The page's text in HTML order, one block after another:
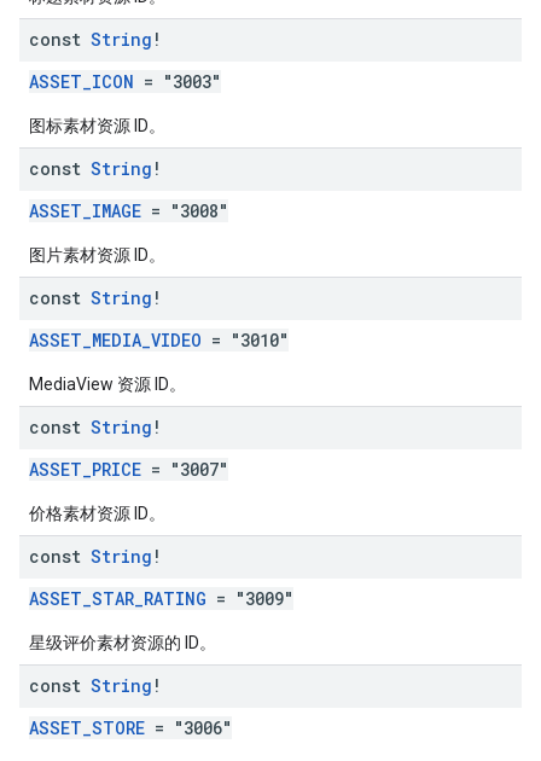
const String !
ASSET_ICON = "3003"
图标素材资源 ID。
const String !
ASSET_IMAGE = "3008"
图片素材资源 ID。
const String !
ASSET_MEDIA_VIDEO = "3010"
MediaView 资源 ID。
const String !
ASSET_PRICE = "3007"
价格素材资源 ID。
const String !
ASSET_STAR_RATING = "3009"
星级评价素材资源的 ID。
const String !
ASSET_STORE = "3006"